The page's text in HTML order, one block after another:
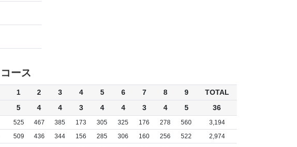
ース
1 2 3 4 5 6 7 8 9
TOTAL
5 4 4 3 4 4 3 4 5 36
525 467 385 173 305 325 176 278 560
3,194
509 436 344 156 285 306 160 256 522
2,974